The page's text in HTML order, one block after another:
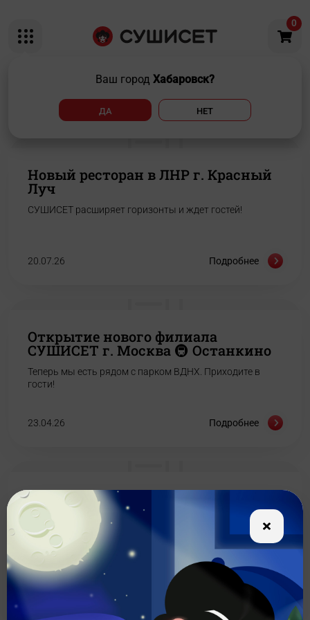
0
Ваш город Хабаровск?
ДА НЕТ
Новости
Новый ресторан в ЛНР г. Красный
Луч
СУШИСЕТ расширяет горизонты и ждет гостей!
20.07.26 Подробнее
Открытие нового филиала
СУШИСЕТ г. Москва 🚇 Останкино
Теперь мы есть рядом с парком ВДНХ. Приходите в
гости!
23.04.26 Подробнее
ОТКРЫЛИ НОВЫЙ СУШИСЕТ
Ждем в гости по адресу: Адрес: Московская обл., г.
Реутов, пр-т Юбилейный, д. 30/2
12.02.26 Подробнее